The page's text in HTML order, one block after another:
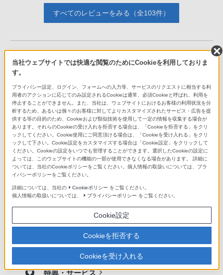
すべてのレビューをみる（全103件）
現在 ソニーストアでの取り扱いのない商品です
ソニーストア
ど豊富なサービスや特典をご提供しています。
キャンペーン・オリジナル商品
現在実施中のさまざまなキャンペーンや、販売中のオリジナル商
品をご紹介します。
特典・サービス
当社ウェブサイトでは快適な閲覧のためにCookieを利用しておりま
す。
プライバシー設定、ログイン、フォームへの入力等、サービスのリクエストに相当する利
用者のアクションに応じてのみ設定されるCookieは通常、必須Cookieと呼ばれ、利用を
停止することができません。また、当社は、ウェブサイトにおけるお客様の利用状況を分
析するため、あるいは個々のお客様に対してよりカスタマイズされたサービス・広告を提
供する等の目的のため、Cookieおよび類似技術を使用して一定の情報を収集する場合が
あります。それらのCookieの受け入れを拒否する場合は、「Cookieを拒否する」をクリ
ックしてください。Cookie使用にご同意頂ける場合は、「Cookieを受け入れる」をクリ
ックして下さい。Cookie設定をカスタマイズする場合は「Cookie設定」をクリックして
ください。Cookieの設定をいつでも管理することができます。選択したCookieの設定に
よっては、このウェブサイトの機能の一部が使用できなくなる場合があります。 詳細に
ついては、当社のCookieポリシーをご覧ください。個人情報の取扱いについては、プラ
イバシーポリシーをご覧ください。
詳細については、当社の Cookieポリシー をご覧ください。
個人情報の取扱いについては、
プライバシーポリシー をご覧ください。
Cookie設定
Cookieを拒否する
Cookieを受け入れる